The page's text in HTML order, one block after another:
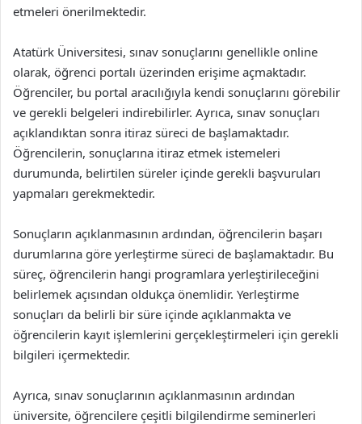
etmeleri önerilmektedir.
Atatürk Üniversitesi, sınav sonuçlarını genellikle online
olarak, öğrenci portalı üzerinden erişime açmaktadır.
Öğrenciler, bu portal aracılığıyla kendi sonuçlarını görebilir
ve gerekli belgeleri indirebilirler. Ayrıca, sınav sonuçları
açıklandıktan sonra itiraz süreci de başlamaktadır.
Öğrencilerin, sonuçlarına itiraz etmek istemeleri
durumunda, belirtilen süreler içinde gerekli başvuruları
yapmaları gerekmektedir.
Sonuçların açıklanmasının ardından, öğrencilerin başarı
durumlarına göre yerleştirme süreci de başlamaktadır. Bu
süreç, öğrencilerin hangi programlara yerleştirileceğini
belirlemek açısından oldukça önemlidir. Yerleştirme
sonuçları da belirli bir süre içinde açıklanmakta ve
öğrencilerin kayıt işlemlerini gerçekleştirmeleri için gerekli
bilgileri içermektedir.
Ayrıca, sınav sonuçlarının açıklanmasının ardından
üniversite, öğrencilere çeşitli bilgilendirme seminerleri